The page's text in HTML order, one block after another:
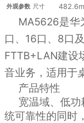
外观参数 尺寸
MA5626是华
口、 16口、 8口
FTTB+LAN建设
音业务，适用于
产品特性
宽温域、低
统可靠性的同时